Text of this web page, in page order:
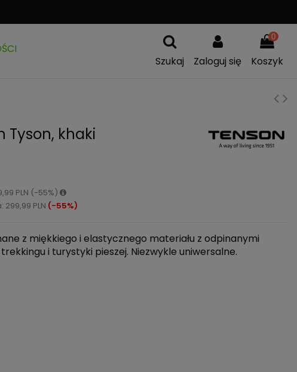
Szukaj
Zaloguj się
0
Koszyk
Tyson, khaki
PLN (-55%)
PLN (-55%)
z miękkiego i elastycznego materiału z odpinanymi
i turystyki pieszej. Niezwykle uniwersalne.